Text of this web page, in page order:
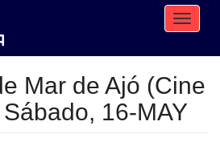
Toggle
Mar de Ajó (Cine
16-MAY